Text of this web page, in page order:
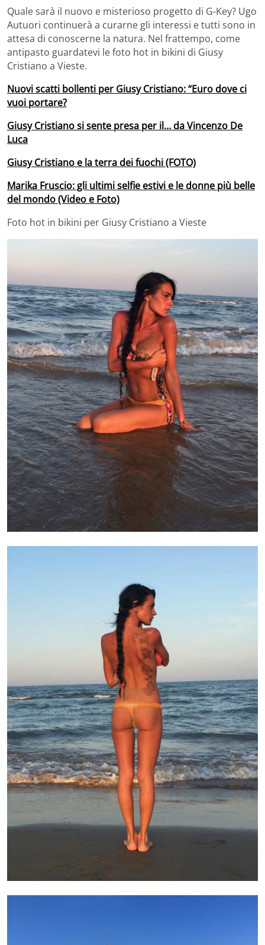
Quale sarà il nuovo e misterioso progetto di G-Key? Ugo
Autuori continuerà a curarne gli interessi e tutti sono in
attesa di conoscerne la natura. Nel frattempo, come
antipasto guardatevi le foto hot in bikini di Giusy
Cristiano a Vieste.
Nuovi scatti bollenti per Giusy Cristiano: “Euro dove ci
vuoi portare?
Giusy Cristiano si sente presa per il… da Vincenzo De
Luca
Giusy Cristiano e la terra dei fuochi (FOTO)
Marika Fruscio: gli ultimi selfie estivi e le donne più belle
del mondo (Video e Foto)
Foto hot in bikini per Giusy Cristiano a Vieste